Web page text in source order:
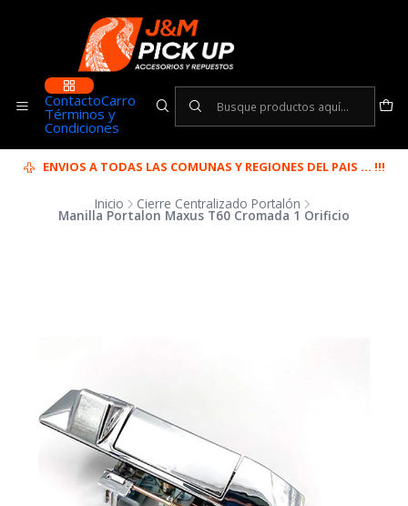
ContactoCarro
Términos y
Condiciones
ENVIOS A TODAS LAS COMUNAS Y REGIONES DEL PAIS ... !!!
Inicio Cierre Centralizado Portalón
Manilla Portalon Maxus T60 Cromada 1 Orificio